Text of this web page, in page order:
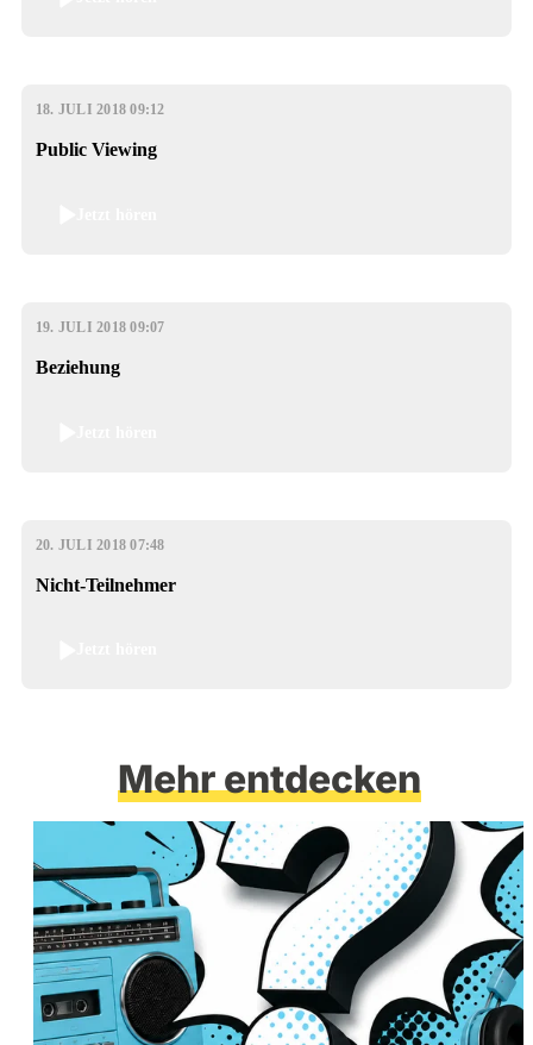
18. JULI 2018 09:12
Public Viewing
19. JULI 2018 09:07
Beziehung
20. JULI 2018 07:48
Nicht-Teilnehmer
Mehr entdecken